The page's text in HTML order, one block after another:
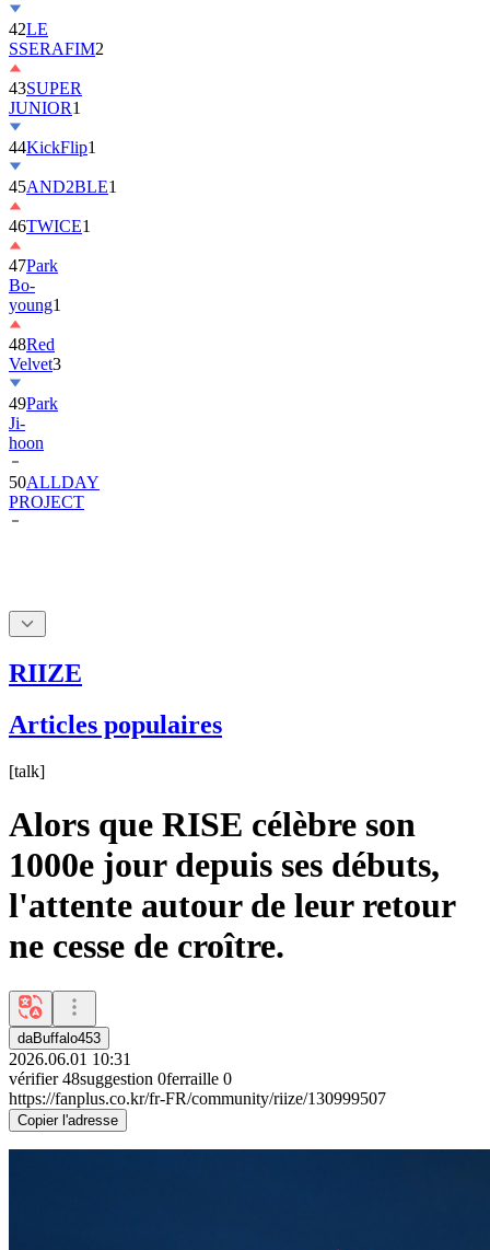
42LE
SSERAFIM2
43SUPER
JUNIOR1
44KickFlip1
45AND2BLE1
46TWICE1
47Park
Bo-
young1
48Red
Velvet3
49Park
Ji-
hoon
50ALLDAY
PROJECT
RIIZE
Articles populaires
[talk]
Alors que RISE célèbre son
1000e jour depuis ses débuts,
l'attente autour de leur retour
ne cesse de croître.
daBuffalo453
2026.06.01 10:31
vérifier 48suggestion 0ferraille 0
https://fanplus.co.kr/fr-FR/community/riize/130999507
Copier l'adresse